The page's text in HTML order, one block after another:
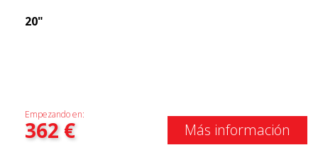
20"
Empezando en:
362€ Más información